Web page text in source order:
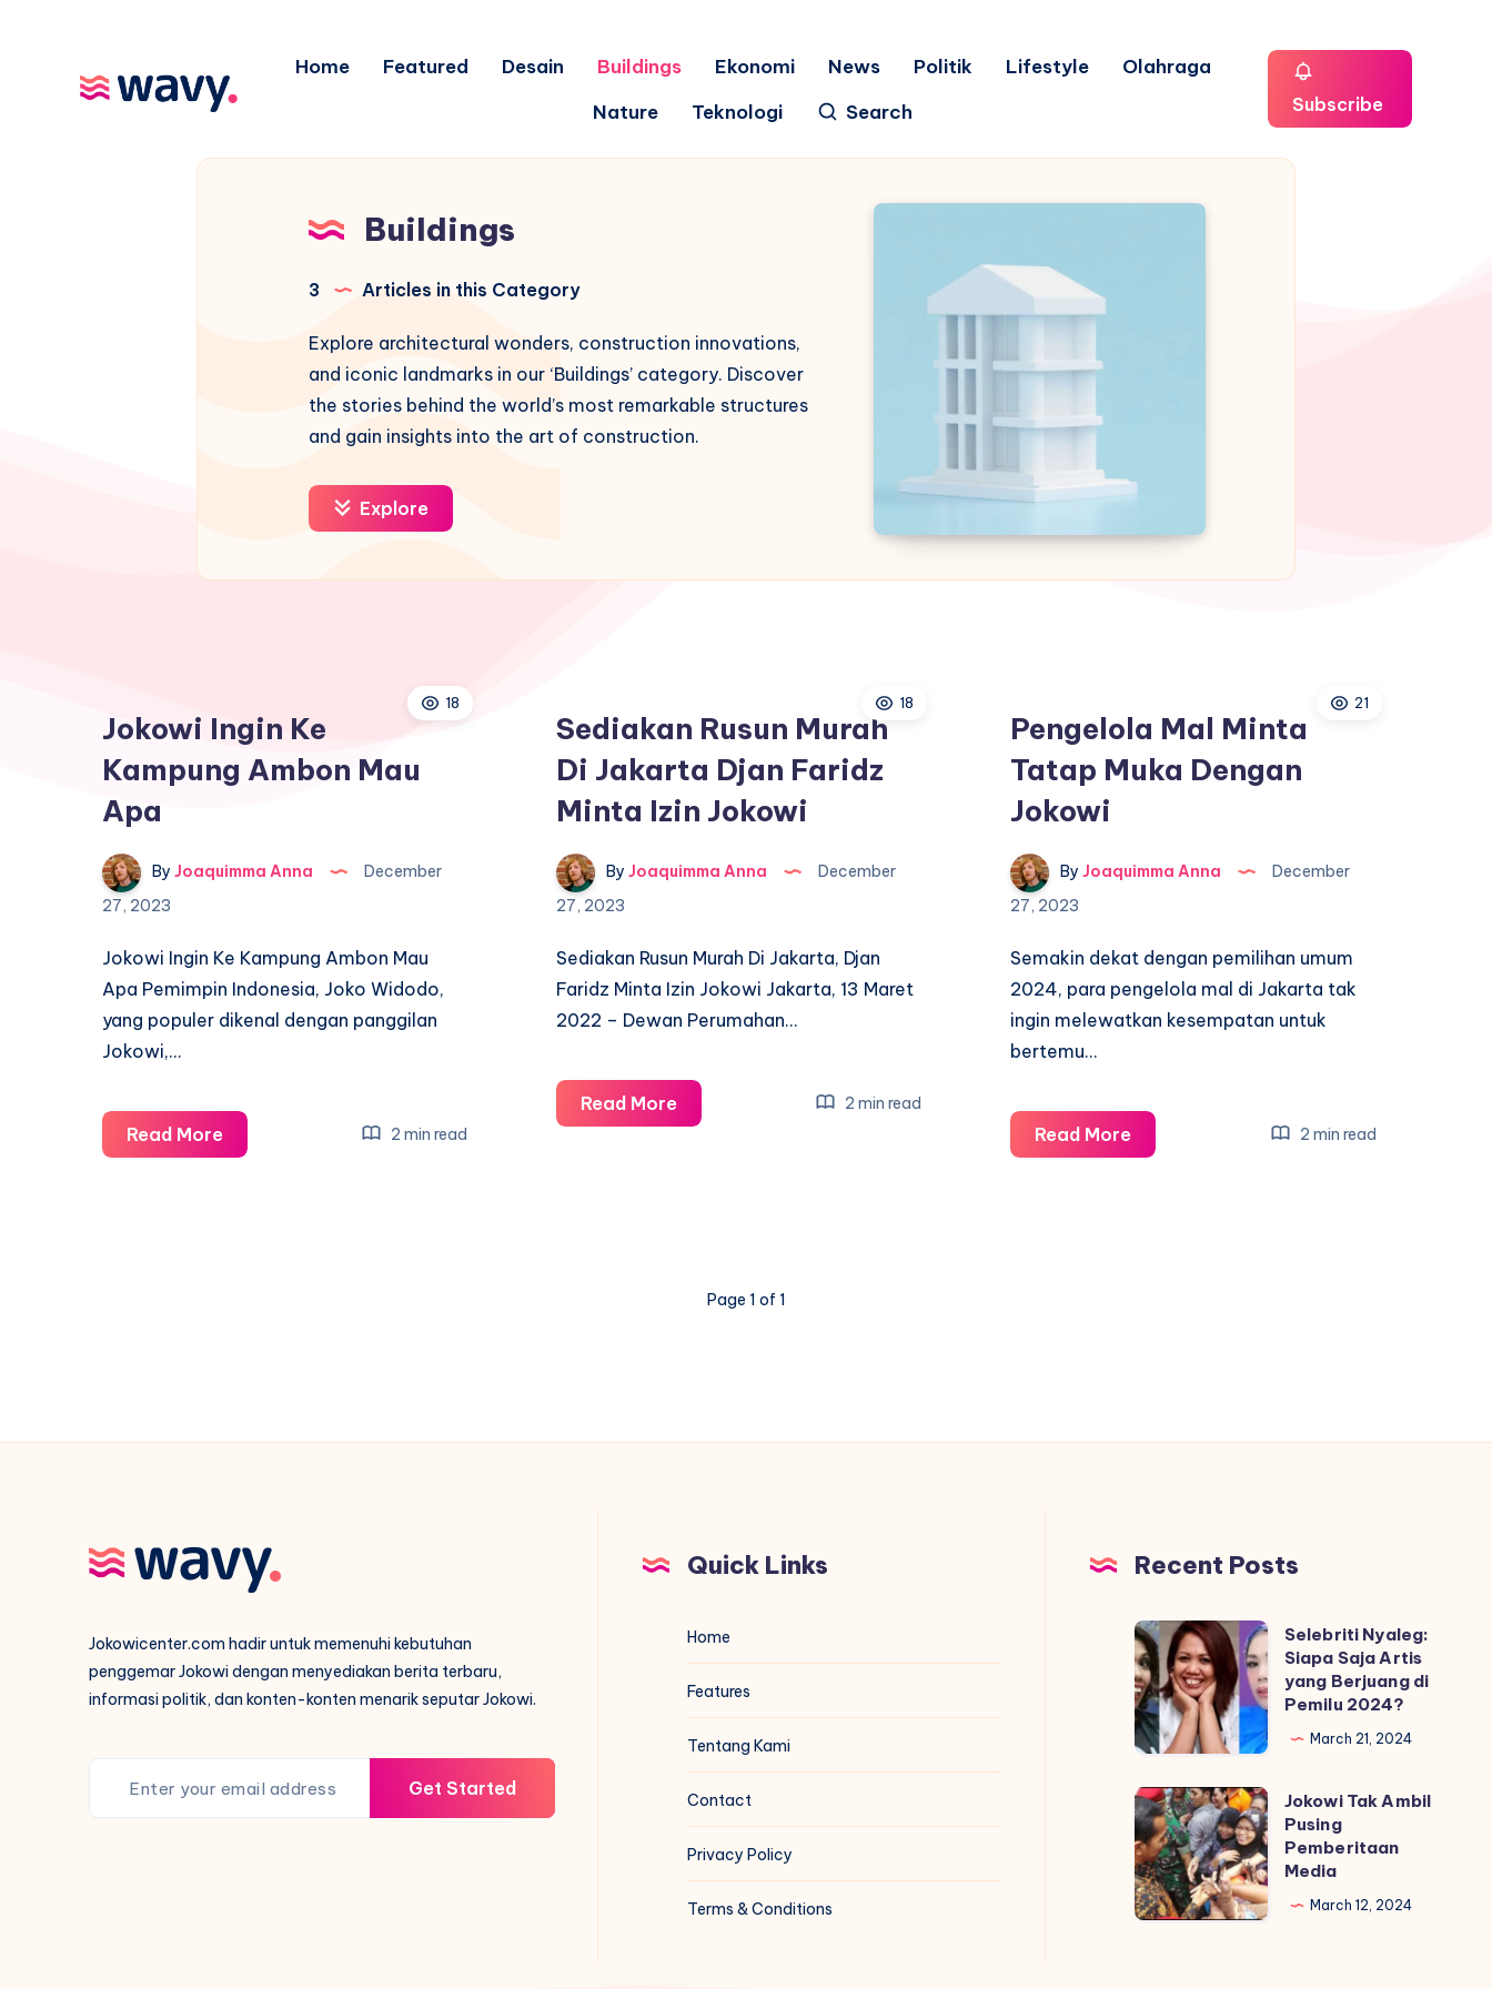
Home Featured Desain Buildings Ekonomi News Politik Lifestyle
Olahraga
Nature
Teknologi Search Subscribe
Buildings
3 Articles in this Category
Explore architectural wonders, construction innovations,
and iconic landmarks in our ‘Buildings’ category. Discover
the stories behind the world’s most remarkable structures
and gain insights into the art of construction.
Explore
18
Jokowi Ingin Ke
Kampung Ambon Mau
Apa
By Joaquimma Anna
December
27, 2023
Jokowi Ingin Ke Kampung Ambon Mau
Apa Pemimpin Indonesia, Joko Widodo,
yang populer dikenal dengan panggilan
Jokowi,…
Read MoreJokowi
Ingin
2 min read
18
Sediakan Rusun Murah
Di Jakarta Djan Faridz
Minta Izin Jokowi
By Joaquimma Anna
December
27, 2023
Sediakan Rusun Murah Di Jakarta, Djan
Faridz Minta Izin Jokowi Jakarta, 13 Maret
2022 – Dewan Perumahan…
Read MoreSediakan
Rusun
Faridz
2 min read
21
Pengelola Mal Minta
Tatap Muka Dengan
Jokowi
By Joaquimma Anna
December
27, 2023
Semakin dekat dengan pemilihan umum
2024, para pengelola mal di Jakarta tak
ingin melewatkan kesempatan untuk
bertemu…
Read MorePengelola
Mal
2 min read
Page 1 of 1
Jokowicenter.com hadir untuk memenuhi kebutuhan
penggemar Jokowi dengan menyediakan berita terbaru,
informasi politik, dan konten-konten menarik seputar Jokowi.
Get Started
Quick Links
Home
Features
Tentang Kami
Contact
Privacy Policy
Terms & Conditions
Recent Posts
Selebriti
Nyaleg:
Siapa
Saja
Artis
yang
Berjuang
di
Pemilu
2024?
Selebriti Nyaleg:
Siapa Saja Artis
yang Berjuang di
Pemilu 2024?
March 21, 2024
Jokowi
Tak
Ambil
Pusing
Pemberitaan
Jokowi Tak Ambil
Pusing
Pemberitaan
Media
March 12, 2024